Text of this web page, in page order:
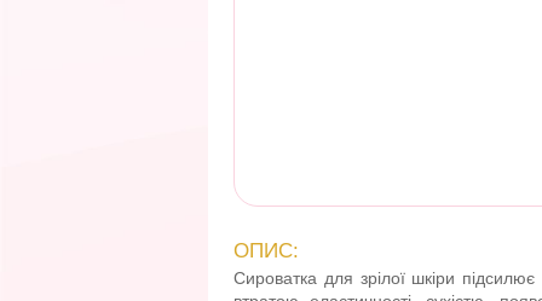
ОПИС:
Сироватка для зрілої шкіри